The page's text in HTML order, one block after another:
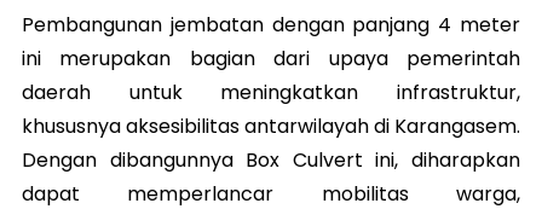
Pembangunan jembatan dengan panjang 4 meter
ini merupakan bagian dari upaya pemerintah
daerah untuk meningkatkan infrastruktur,
khususnya aksesibilitas antarwilayah di Karangasem.
Dengan dibangunnya Box Culvert ini, diharapkan
dapat memperlancar mobilitas warga,